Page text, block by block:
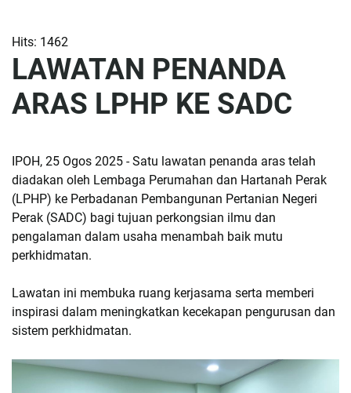
Hits: 1462
LAWATAN PENANDA
ARAS LPHP KE SADC
IPOH, 25 Ogos 2025 - Satu lawatan penanda aras telah
diadakan oleh Lembaga Perumahan dan Hartanah Perak
(LPHP) ke Perbadanan Pembangunan Pertanian Negeri
Perak (SADC) bagi tujuan perkongsian ilmu dan
pengalaman dalam usaha menambah baik mutu
perkhidmatan.
Lawatan ini membuka ruang kerjasama serta memberi
inspirasi dalam meningkatkan kecekapan pengurusan dan
sistem perkhidmatan.